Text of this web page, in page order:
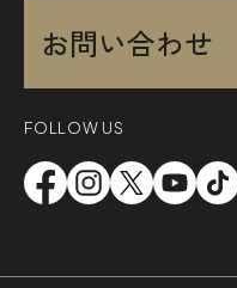
お問い合わせ
FOLLOW US